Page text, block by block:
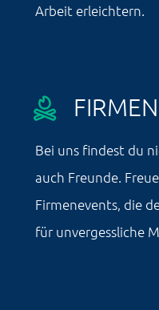
Arbeit erleichtern.
Bei uns findest du
auch Freunde.
Firmenevents, die
für unvergessliche